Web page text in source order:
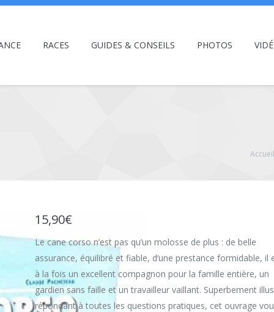
RACES GUIDES & CONSEILS PHOTOS
Accueil
15,90€
Le cane corso n’est pas qu’un molosse de plus : de belle
assurance, équilibré et fiable, d’une prestance formidable, il
à la fois un excellent compagnon pour la famille entière, un
gardien sans faille et un travailleur vaillant. Superbement
répondant à toutes les questions pratiques, cet ouvrage